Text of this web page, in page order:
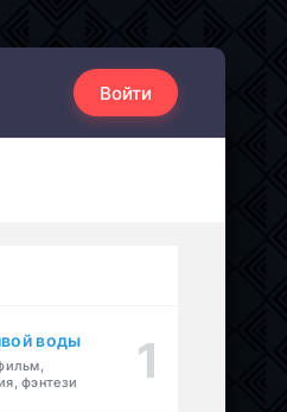
Войти
воды
фэнтези